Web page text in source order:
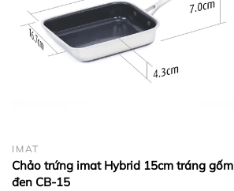
IMAT
Chảo trứng imat Hybrid 15cm tráng gốm
đen CB-15